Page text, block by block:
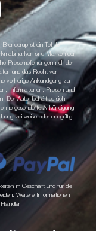
ist ein Teil der
sind Marken der
Preisempfehlungen incl. der
uns das Recht vor
vorherige Ankündigung zu
Informationen, Preisen und
Der Autor behält es sich
gesonderte Ankündigung
zeitweise oder endgültig
im Geschäft und für die
Weitere Informationen